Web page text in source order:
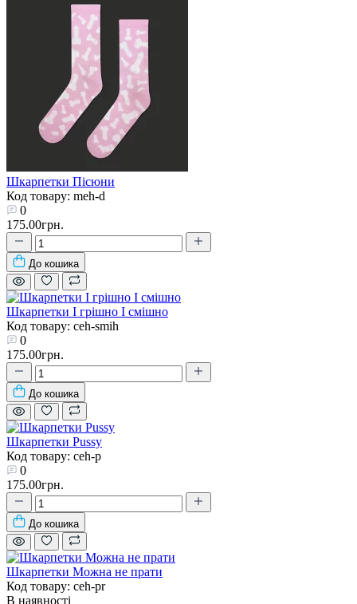
Шкарпетки Пісюни
Код товару: meh-d
0
175.00грн.
До кошика
Шкарпетки І грішно І смішно
Код товару: ceh-smih
0
175.00грн.
До кошика
Шкарпетки Pussy
Код товару: ceh-p
0
175.00грн.
До кошика
Шкарпетки Можна не прати
Код товару: ceh-pr
В наявності